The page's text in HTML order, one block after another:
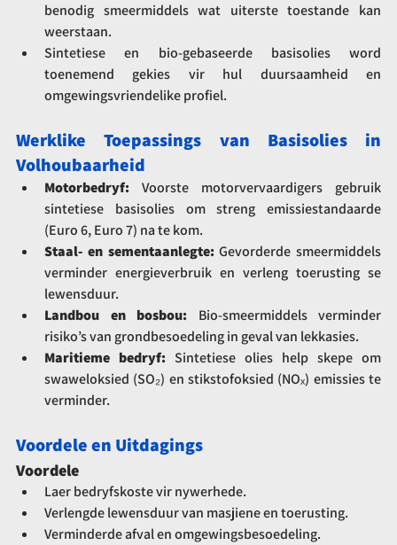
benodig smeermiddels wat uiterste toestande kan
weerstaan.
Sintetiese en bio-gebaseerde basisolies word
toenemend gekies vir hul duursaamheid en
omgewingsvriendelike profiel.
Werklike Toepassings van Basisolies in
Volhoubaarheid
Motorbedryf: Voorste motorvervaardigers gebruik
sintetiese basisolies om streng emissiestandaarde
(Euro 6, Euro 7) na te kom.
Staal- en sementaanlegte: Gevorderde smeermiddels
verminder energieverbruik en verleng toerusting se
lewensduur.
Landbou en bosbou: Bio-smeermiddels verminder
risiko’s van grondbesoedeling in geval van lekkasies.
Maritieme bedryf: Sintetiese olies help skepe om
swaweloksied (SO₂) en stikstofoksied (NOₓ) emissies te
verminder.
Voordele en Uitdagings
Voordele
Laer bedryfskoste vir nywerhede.
Verlengde lewensduur van masjiene en toerusting.
Verminderde afval en omgewingsbesoedeling.